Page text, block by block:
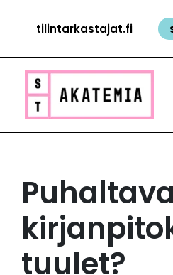
sisältööntilintarkastajat.fi
tuulet?